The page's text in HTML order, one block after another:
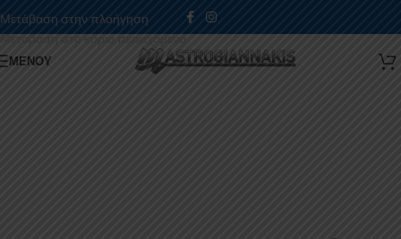
Μετάβαση στην πλοήγηση
Μετάβαση στο κύριο περιεχόμενο
ΜΕΝΟΎ